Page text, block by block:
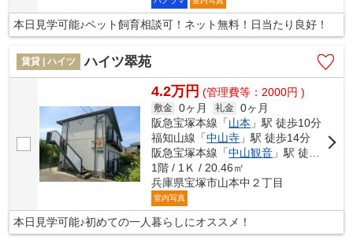
本日見学可能♪ペット飼育相談可！ネット無料！日当たり良好！
賃貸 | ハイツ ハイツ翠苑
4.2万円 (管理費等：2000円 )
敷金 0ヶ月 礼金 0ヶ月
阪急宝塚本線「山本 」駅 徒歩10分
福知山線「中山寺 」駅 徒歩14分
阪急宝塚本線「中山観音 」駅 徒歩18分
1階 / 1Ｋ / 20.46㎡
兵庫県宝塚市山本中２丁目
室内写真
本日見学可能♪初めての一人暮らしにオススメ！